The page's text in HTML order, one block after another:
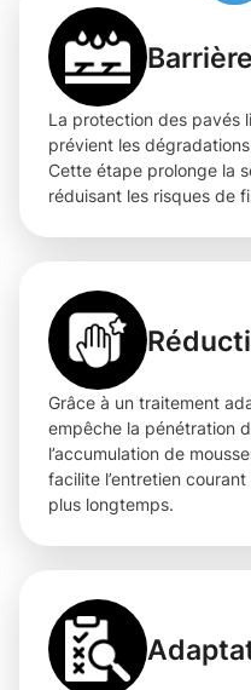
La protection des pavés
prévient les
Cette étape prolonge la
réduisant les risques de
Grâce à un traitement
empêche la pénétration
l’accumulation de
facilite l’entretien
plus longtemps.